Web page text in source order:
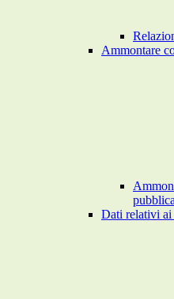
Ammontare
Dati relativi ai